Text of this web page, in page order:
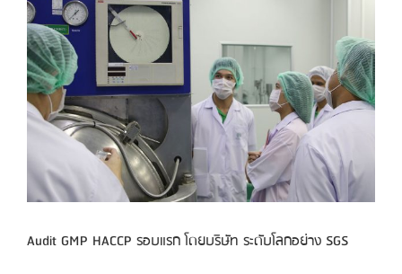
Audit GMP HACCP รอบแรก โดยบริษัท ระดับโลกอย่าง SGS